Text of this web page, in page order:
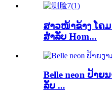
ສາວໜ້າຂ້າງ ໂຄ
ສຳລັບ Hom...
Belle neon ປ້າຍ
ລັບ ...